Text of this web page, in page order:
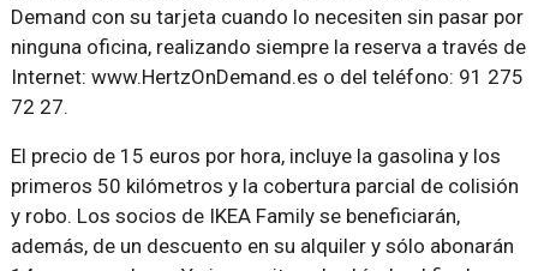
Demand con su tarjeta cuando lo necesiten sin pasar por
ninguna oficina, realizando siempre la reserva a través de
Internet: www.HertzOnDemand.es o del teléfono: 91 275
72 27.
El precio de 15 euros por hora, incluye la gasolina y los
primeros 50 kilómetros y la cobertura parcial de colisión
y robo. Los socios de IKEA Family se beneficiarán,
además, de un descuento en su alquiler y sólo abonarán